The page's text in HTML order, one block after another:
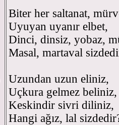
Biter her saltanat,
Uyuyan uyanır elbet,
Dinci, dinsiz, yobaz,
Masal, martaval
Uzundan uzun eliniz,
Uçkura gelmez beliniz,
Keskindir sivri diliniz,
Hangi ağız, lal